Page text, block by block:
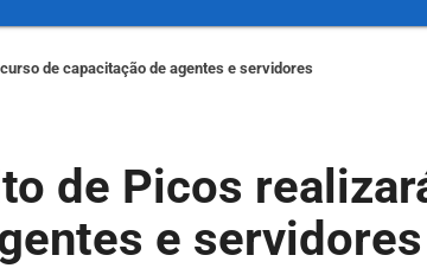
de capacitação de agentes e servidores
de Picos
e servidores